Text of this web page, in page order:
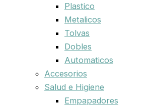
Plastico
Metalicos
Tolvas
Dobles
Automaticos
Accesorios
Salud e Higiene
Empapadores